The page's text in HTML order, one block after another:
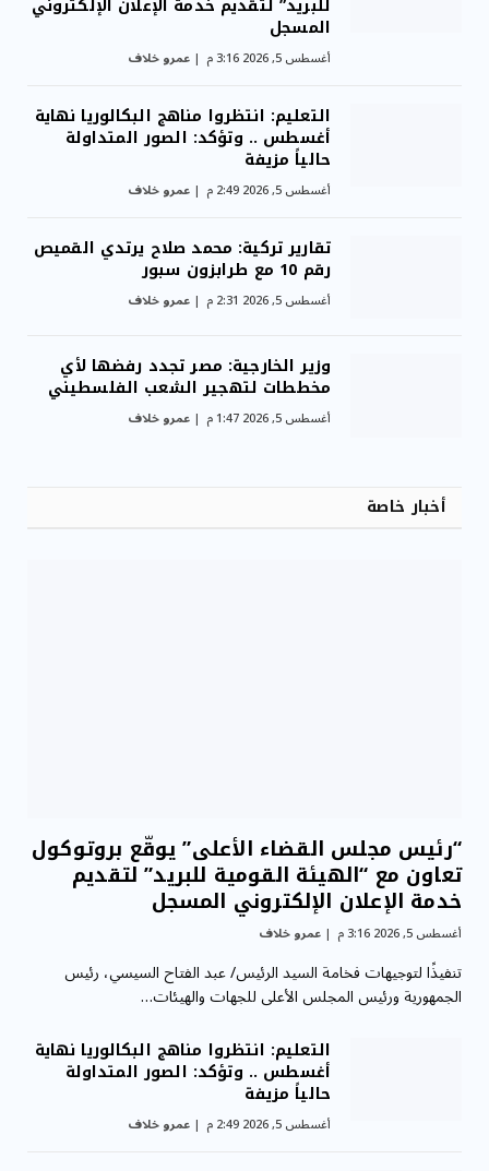
المسجل
أغسطس 5, 2026 3:16 م عمرو خلاف
التعليم: انتظروا مناهج البكالوريا نهاية
أغسطس .. وتؤكد: الصور المتداولة
حالياً مزيفة
أغسطس 5, 2026 2:49 م عمرو خلاف
تقارير تركية: محمد صلاح يرتدي القميص
رقم 10 مع طرابزون سبور
أغسطس 5, 2026 2:31 م عمرو خلاف
وزير الخارجية: مصر تجدد رفضها لأي
مخططات لتهجير الشعب الفلسطيني
أغسطس 5, 2026 1:47 م عمرو خلاف
أخبار خاصة
“رئيس مجلس القضاء الأعلى” يوقّع بروتوكول
تعاون مع “الهيئة القومية للبريد” لتقديم
خدمة الإعلان الإلكتروني المسجل
أغسطس 5, 2026 3:16 م عمرو خلاف
تنفيذًا لتوجيهات فخامة السيد الرئيس/ عبد الفتاح السيسي، رئيس
الجمهورية ورئيس المجلس الأعلى للجهات والهيئات…
التعليم: انتظروا مناهج البكالوريا نهاية
أغسطس .. وتؤكد: الصور المتداولة
حالياً مزيفة
أغسطس 5, 2026 2:49 م عمرو خلاف